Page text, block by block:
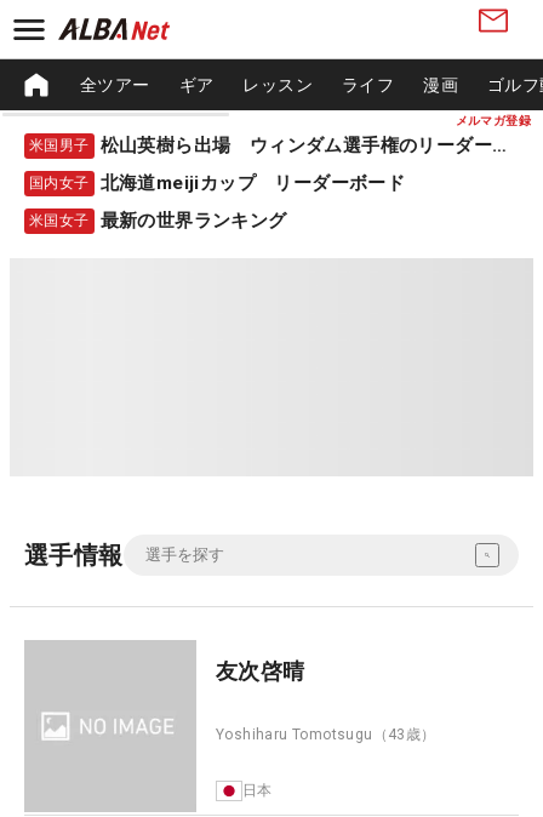
メルマガ登録
全ツアー ギア レッスン ライフ 漫画 ゴル
米国男子 松山英樹ら出場 ウィンダム選手権のリーダーボード
国内女子 北海道meijiカップ リーダーボード
米国女子 最新の世界ランキング
選手情報
友次啓晴
Yoshiharu Tomotsugu （43歳）
日本